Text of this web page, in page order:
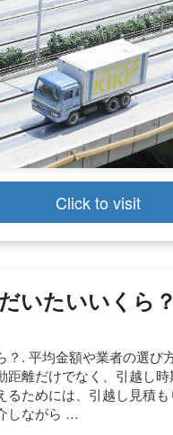
Click to visit
いたいいくら
. 平均金額や業者の選び
離だけでなく、引越し
ためには、引越し見積
しながら …